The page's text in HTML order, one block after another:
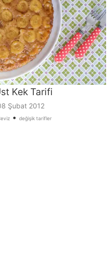
Kek Tarifi
Şubat 2012
• değişik tarifler